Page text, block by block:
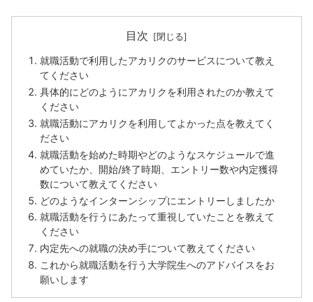
目次
就職活動で利用したアカリクのサービスについて教え
てください
具体的にどのようにアカリクを利用されたのか教えて
ください
就職活動にアカリクを利用してよかった点を教えてく
ださい
就職活動を始めた時期やどのようなスケジュールで進
めていたか、開始/終了時期、エントリー数や内定獲得
数について教えてください
どのようなインターンシップにエントリーしましたか
就職活動を行うにあたって重視していたことを教えて
ください
内定先への就職の決め手について教えてください
これから就職活動を行う大学院生へのアドバイスをお
願いします